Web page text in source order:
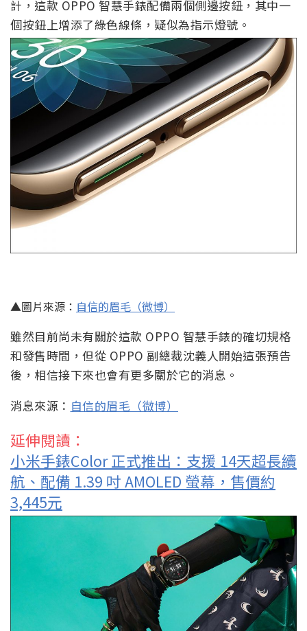
計，這款 OPPO 智慧手錶配備兩個側邊按鈕，其中一
個按鈕上增添了綠色線條，疑似為指示燈號。
▲圖片來源： 自信的眉毛（微博）
雖然目前尚未有關於這款 OPPO 智慧手錶的確切規格
和發售時間，但從 OPPO 副總裁沈義人開始這張預告
後，相信接下來也會有更多關於它的消息。
消息來源： 自信的眉毛（微博）
延伸閱讀：
小米手錶Color 正式推出：支援 14天超長續
航、配備 1.39 吋 AMOLED 螢幕，售價約
3,445元